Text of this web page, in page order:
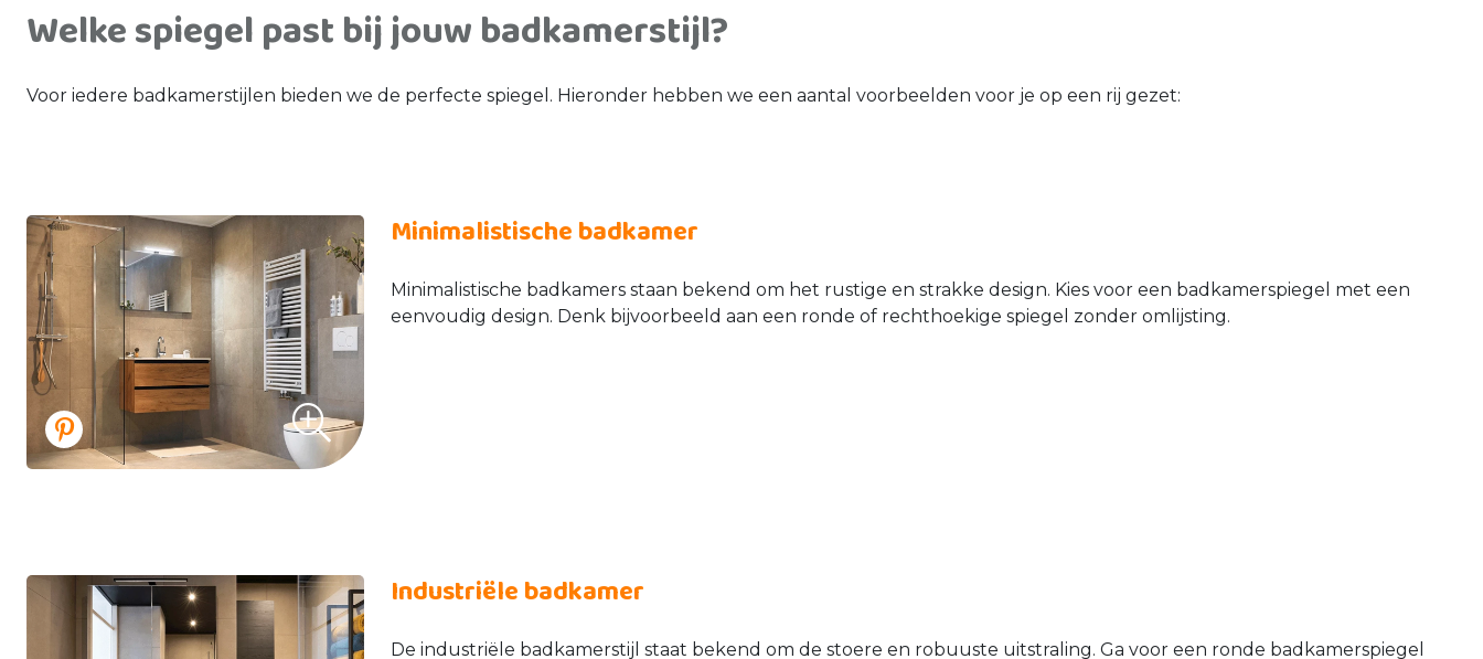
Welke spiegel past bij jouw badkamerstijl?
Voor iedere badkamerstijlen bieden we de perfecte spiegel. Hieronder hebben we een aantal voorbeelden voor je op een rij gezet:
Minimalistische badkamer
Minimalistische badkamers staan bekend om het rustige en strakke design. Kies voor een badkamerspiegel met een
eenvoudig design. Denk bijvoorbeeld aan een ronde of rechthoekige spiegel zonder omlijsting.
Industriële badkamer
De industriële badkamerstijl staat bekend om de stoere en robuuste uitstraling. Ga voor een ronde badkamerspiegel